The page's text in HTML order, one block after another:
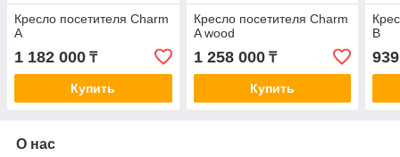
Кресло посетителя Charm
A
1 182 000 ₸
Купить
Кресло посетителя Charm
A wood
1 258 000₸
Купить
B
О нас